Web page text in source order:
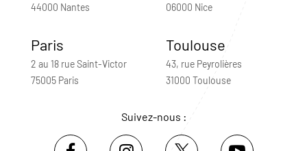
44000 Nantes
06000 Nice
Paris
2 au 18 rue Saint-Victor
75005 Paris
Toulouse
43, rue Peyrolières
31000 Toulouse
Suivez-nous :